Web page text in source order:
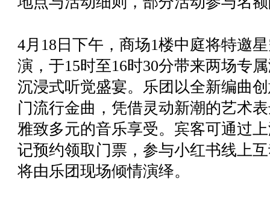
4月18日下午，商场1楼中庭将特邀
演，于15时至16时30分带来两场专
沉浸式听觉盛宴。乐团以全新编曲
门流行金曲，凭借灵动新潮的艺术
雅致多元的音乐享受。宾客可通过
记预约领取门票，参与小红书线上
将由乐团现场倾情演绎。